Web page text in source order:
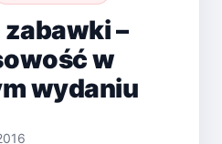
–
w
wydaniu